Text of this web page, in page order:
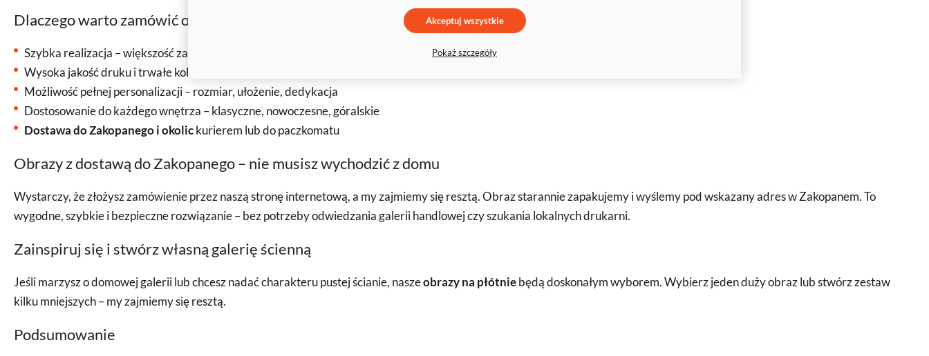
Dlaczego warto zamówić obraz w naszym sklepie?
Szybka realizacja – większość zamówień wysyłamy w 24h
Wysoka jakość druku i trwałe kolory
Możliwość pełnej personalizacji – rozmiar, ułożenie, dedykacja
Dostosowanie do każdego wnętrza – klasyczne, nowoczesne, góralskie
Dostawa do Zakopanego i okolickurierem lub do paczkomatu
Obrazy z dostawą do Zakopanego – nie musisz wychodzić z domu
Wystarczy, że złożysz zamówienie przez naszą stronę internetową, a my zajmiemy się resztą. Obraz starannie zapakujemy i wyślemy pod wskazany adres w Zakopanem. To
wygodne, szybkie i bezpieczne rozwiązanie – bez potrzeby odwiedzania galerii handlowej czy szukania lokalnych drukarni.
Zainspiruj się i stwórz własną galerię ścienną
Jeśli marzysz o domowej galerii lub chcesz nadać charakteru pustej ścianie, naszeobrazy na płótniebędą doskonałym wyborem. Wybierz jeden duży obraz lub stwórz zestaw
kilku mniejszych – my zajmiemy się resztą.
Podsumowanie
Akceptuj wszystkie
Pokaż szczegóły